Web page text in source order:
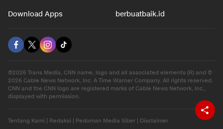
Download Apps berbuatbaik.id
©2026 Trans Media, CNN name, logo and all associated elements (R) and ©
2026 Cable News Network, Inc. A Time Warner Company. All rights reserved.
CNN and the CNN logo are registered marks of Cable News Network, Inc.,
displayed with permission.
Tentang Kami Redaksi Pedoman Media Siber Disclaimer